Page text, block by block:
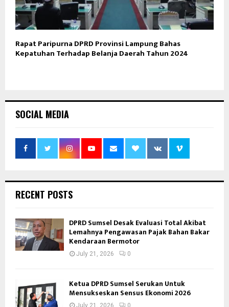
Rapat Paripurna DPRD Provinsi Lampung Bahas
Kepatuhan Terhadap Belanja Daerah Tahun 2024
SOCIAL MEDIA
RECENT POSTS
DPRD Sumsel Desak Evaluasi Total Akibat
Lemahnya Pengawasan Pajak Bahan Bakar
Kendaraan Bermotor
July 21, 2026 0
Ketua DPRD Sumsel Serukan Untuk
Mensukseskan Sensus Ekonomi 2026
July 21, 2026 0